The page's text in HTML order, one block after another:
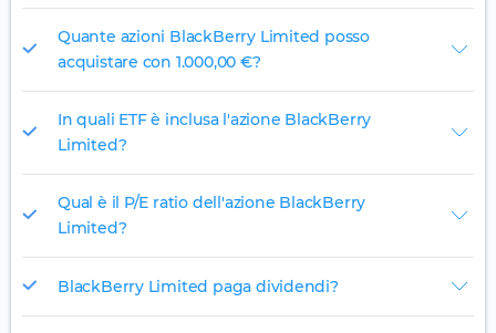
Quante azioni BlackBerry Limited posso
acquistare con 1.000,00 €?
In quali ETF è inclusa l'azione BlackBerry
Limited?
Qual è il P/E ratio dell'azione BlackBerry
Limited?
BlackBerry Limited paga dividendi?